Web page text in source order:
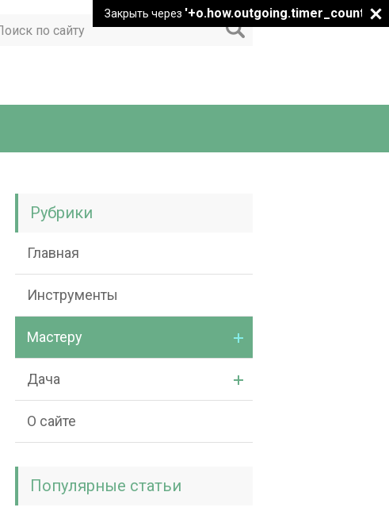
Рубрики
Главная
Инструменты
Мастеру
Дача
О сайте
Популярные статьи
Закрыть через '+o.how.outgoing.timer_count+"